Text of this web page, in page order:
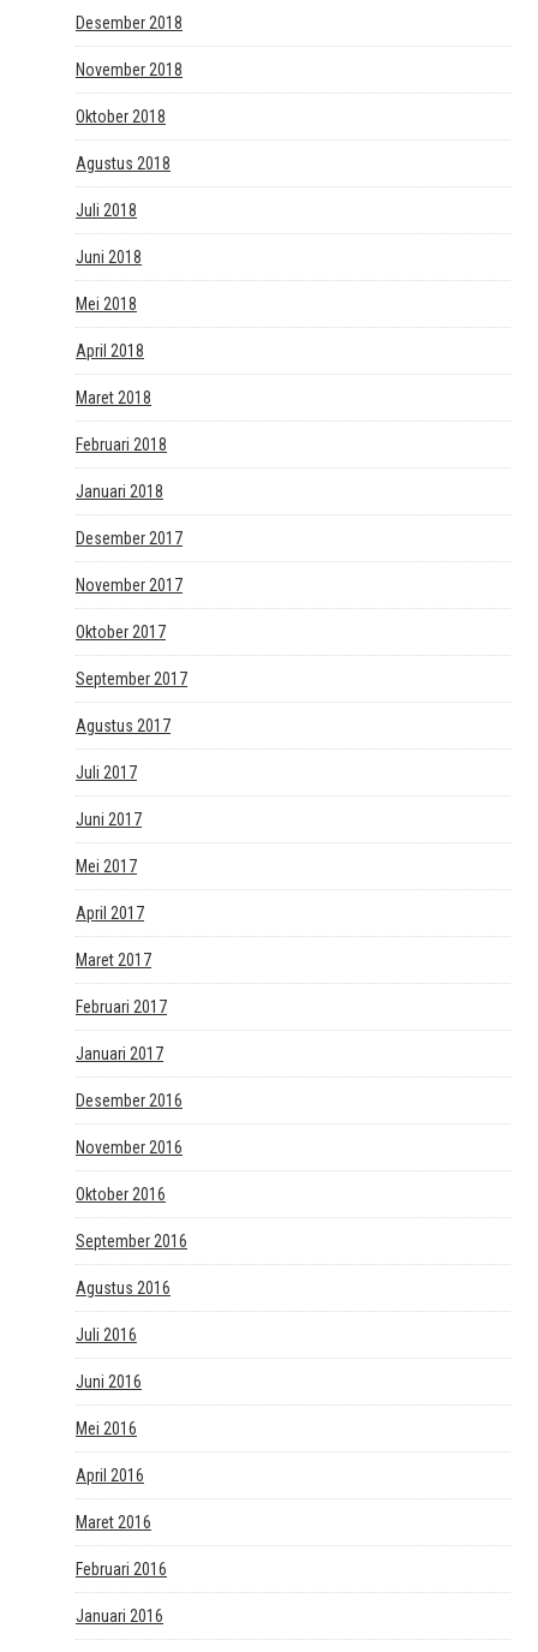
Desember 2018
November 2018
Oktober 2018
Agustus 2018
Juli 2018
Juni 2018
Mei 2018
April 2018
Maret 2018
Februari 2018
Januari 2018
Desember 2017
November 2017
Oktober 2017
September 2017
Agustus 2017
Juli 2017
Juni 2017
Mei 2017
April 2017
Maret 2017
Februari 2017
Januari 2017
Desember 2016
November 2016
Oktober 2016
September 2016
Agustus 2016
Juli 2016
Juni 2016
Mei 2016
April 2016
Maret 2016
Februari 2016
Januari 2016